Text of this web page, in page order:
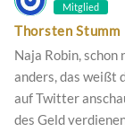
Mitglied
Thorsten Stumm
Naja Robin,
anders, das weißt
auf Twitter
des Geld